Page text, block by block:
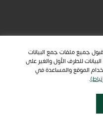
جميع ملفات جمع البيانات
للطرف الأول والغير على
الموقع والمساعدة في
.